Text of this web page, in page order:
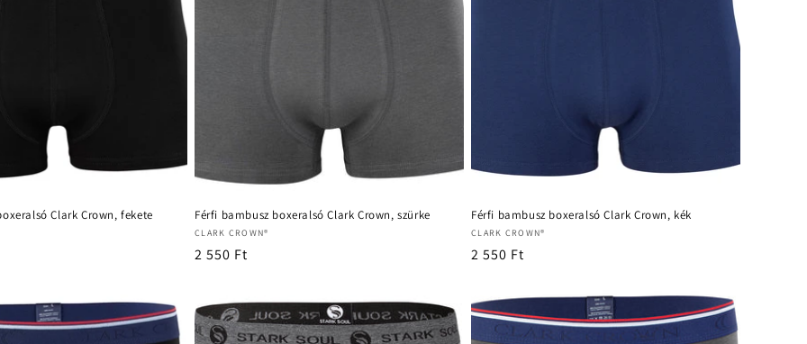
Clark Crown, fekete Férfi bambusz boxeralsó Clark Crown, szürke
Forgalmazó:
CLARK CROWN®
Normál
2 550 Ft
Férfi bambusz boxeralsó Clark Crown, kék
Forgalmazó:
CLARK CROWN®
Normál
2 550 Ft